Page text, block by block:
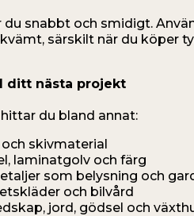
du snabbt och smidigt.
särskilt när du köper
ditt nästa projekt
du bland annat:
och skivmaterial
laminatgolv och färg
som belysning och
och bilvård
jord, gödsel och